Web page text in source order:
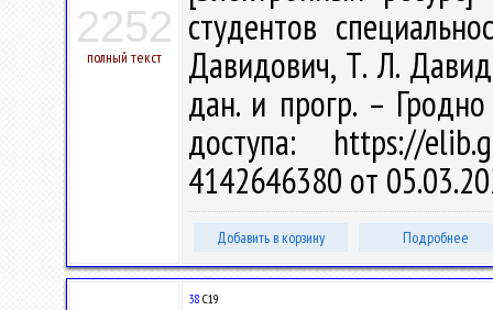
2252
полный текст
студентов
Давидович, Т. Л.
дан. и прогр. –
доступа: https://
4142646380 от
Добавить в корзину Подробнее
38 С19